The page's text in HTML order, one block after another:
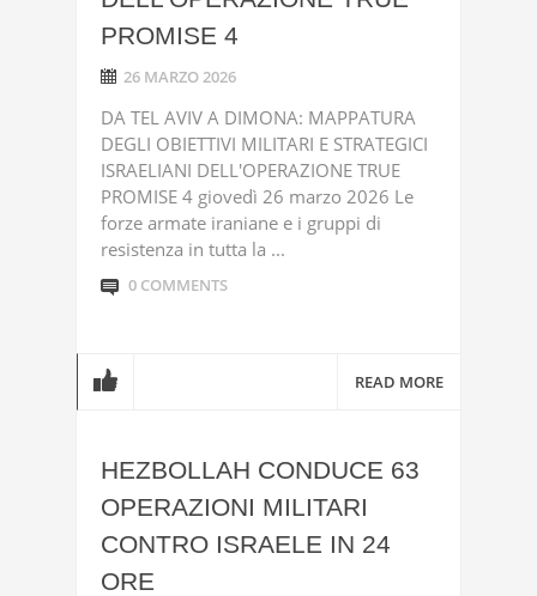
PROMISE 4
26 MARZO 2026
DA TEL AVIV A DIMONA: MAPPATURA
DEGLI OBIETTIVI MILITARI E STRATEGICI
ISRAELIANI DELL'OPERAZIONE TRUE
PROMISE 4 giovedì 26 marzo 2026 Le
forze armate iraniane e i gruppi di
resistenza in tutta la ...
0 COMMENTS
READ MORE
HEZBOLLAH CONDUCE 63
OPERAZIONI MILITARI
CONTRO ISRAELE IN 24
ORE